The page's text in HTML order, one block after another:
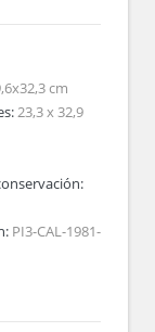
cm
23,3 x 32,9
PI3-CAL-1981-